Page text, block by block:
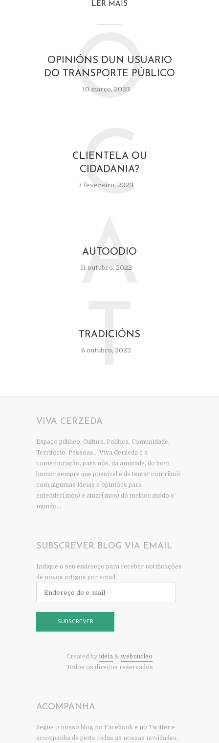
LER MAIS
OPINIÓNS DUN USUARIO
DO TRANSPORTE PÚBLICO
10 março, 2023
O
CLIENTELA OU
CIDADANIA?
7 fevereiro, 2023
C
AUTOODIO
11 outubro, 2022
A
TRADICIÓNS
6 outubro, 2022
T
VIVA CERZEDA
Espaço público, Cultura, Política, Comunidade,
Território, Pessoas… Viva Cerzeda é a
comemoração, para nós, da amizade, do bom
humor sempre que possível e de tentar contribuir
com algumas ideias e opiniões para
entender(mos) e atuar(mos) do melhor modo o
mundo…
SUBSCREVER BLOG VIA EMAIL
Indique o seu endereço para receber notificações
de novos artigos por email.
SUBSCREVER
Created by ideia & webnucleo
Todos os direitos reservados
ACOMPANHA
Segue o nosso blog no Facebook e no Twitter e
acompanha de perto todas as nossas novidades.